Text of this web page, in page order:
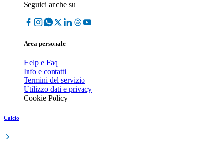
Seguici anche su
Area personale
Help e Faq
Info e contatti
Termini del servizio
Utilizzo dati e privacy
Cookie Policy
Calcio